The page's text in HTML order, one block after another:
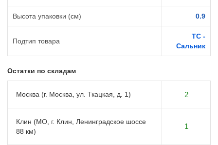
Высота упаковки (см) 0.9
Подтип товара
TC -
Сальник
Остатки по складам
Москва (г. Москва, ул. Ткацкая, д. 1) 2
Клин (МО, г. Клин, Ленинградское шоссе
88 км)
1